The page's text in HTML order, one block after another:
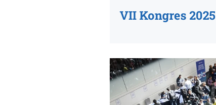
VII Kongres 2025